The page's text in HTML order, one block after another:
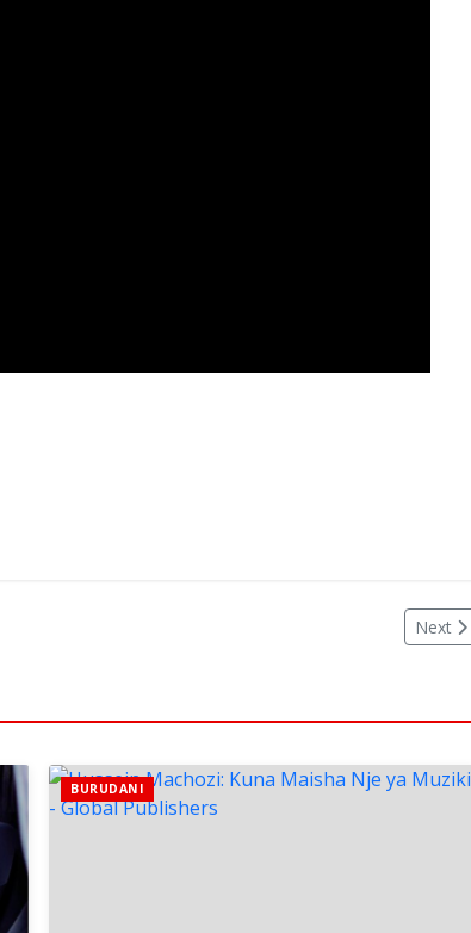
Next
BURUDANI